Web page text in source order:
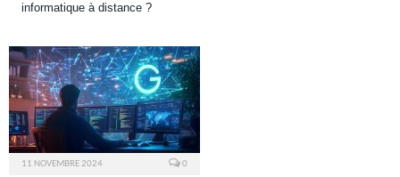
informatique à distance ?
11 NOVEMBRE 2024 0